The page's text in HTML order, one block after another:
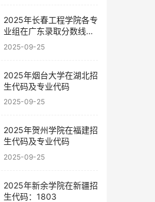
2025年长春工程学院各专
业组在广东录取分数线及
位次
2025-09-25
2025年烟台大学在湖北招
生代码及专业代码
2025-09-25
2025年贺州学院在福建招
生代码及专业代码
2025-09-25
2025年新余学院在新疆招
生代码：1803